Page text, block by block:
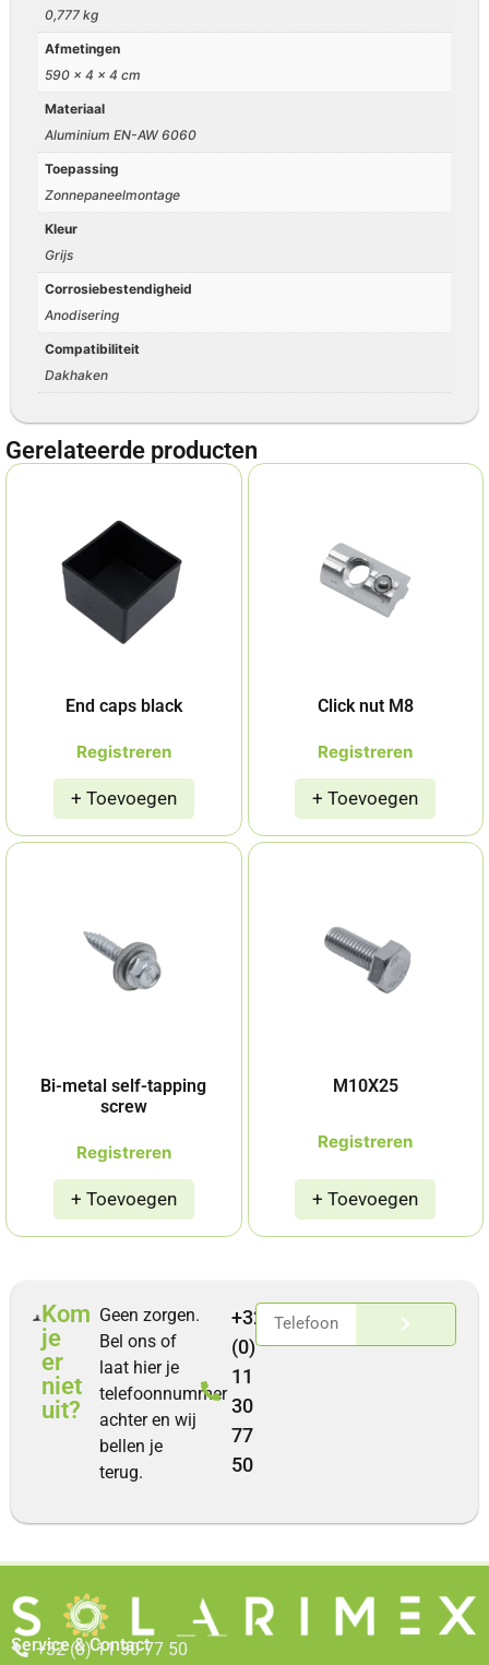
0,777 kg
Afmetingen
590 × 4 × 4 cm
Materiaal
Aluminium EN-AW 6060
Toepassing
Zonnepaneelmontage
Kleur
Grijs
Corrosiebestendigheid
Anodisering
Compatibiliteit
Dakhaken
Gerelateerde producten
End caps black
Registreren
Click nut M8
Registreren
Bi-metal self-tapping
screw
Registreren
M10X25
Registreren
Kom
je
er
niet
uit?
Geen zorgen.
Bel ons of
laat hier je
telefoonnummer
achter en wij
bellen je
terug.
+32
(0)
11
30
77
50
Service & Contact
+32 (0) 11 30 77 50